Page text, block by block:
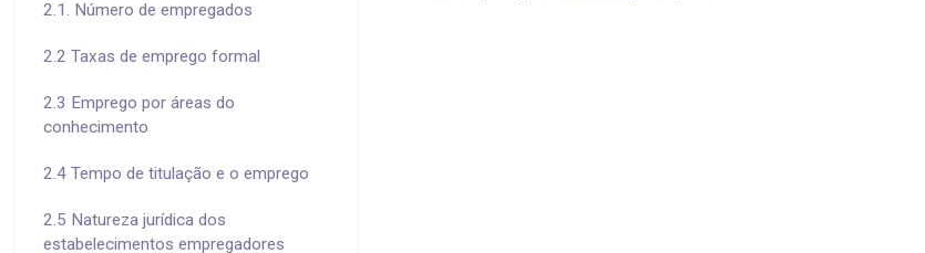
2.1. Número de empregados
2.2 Taxas de emprego formal
2.3 Emprego por áreas do
conhecimento
2.4 Tempo de titulação e o emprego
2.5 Natureza jurídica dos
estabelecimentos empregadores